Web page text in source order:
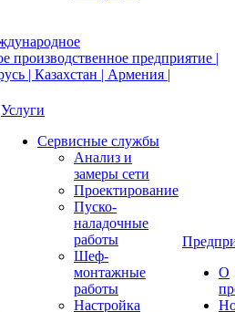
Услуги
Сервисные службы
Анализ и
замеры сети
Проектирование
Пуско-
наладочные
работы
Шеф-
монтажные
работы
Настройка
О